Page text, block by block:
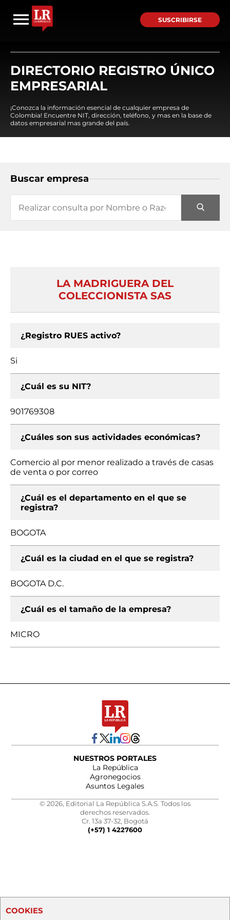
SUSCRIBIRSE
DIRECTORIO REGISTRO ÚNICO
EMPRESARIAL
¡Conozca la información esencial de cualquier empresa de
Colombia! Encuentre NIT, dirección, teléfono, y mas en la base de
datos empresarial mas grande del país.
Buscar empresa
LA MADRIGUERA DEL
COLECCIONISTA SAS
¿Registro RUES activo?
Si
¿Cuál es su NIT?
901769308
¿Cuáles son sus actividades económicas?
Comercio al por menor realizado a través de casas
de venta o por correo
¿Cuál es el departamento en el que se
registra?
BOGOTA
¿Cuál es la ciudad en el que se registra?
BOGOTA D.C.
¿Cuál es el tamaño de la empresa?
MICRO
NUESTROS PORTALES
La República
Agronegocios
Asuntos Legales
© 2026, Editorial La República S.A.S. Todos los
derechos reservados.
Cr. 13a 37-32, Bogotá
(+57) 1 4227600
COOKIES